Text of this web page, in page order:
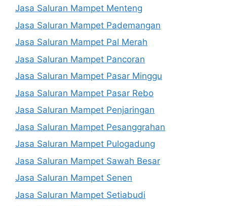
Jasa Saluran Mampet Menteng
Jasa Saluran Mampet Pademangan
Jasa Saluran Mampet Pal Merah
Jasa Saluran Mampet Pancoran
Jasa Saluran Mampet Pasar Minggu
Jasa Saluran Mampet Pasar Rebo
Jasa Saluran Mampet Penjaringan
Jasa Saluran Mampet Pesanggrahan
Jasa Saluran Mampet Pulogadung
Jasa Saluran Mampet Sawah Besar
Jasa Saluran Mampet Senen
Jasa Saluran Mampet Setiabudi